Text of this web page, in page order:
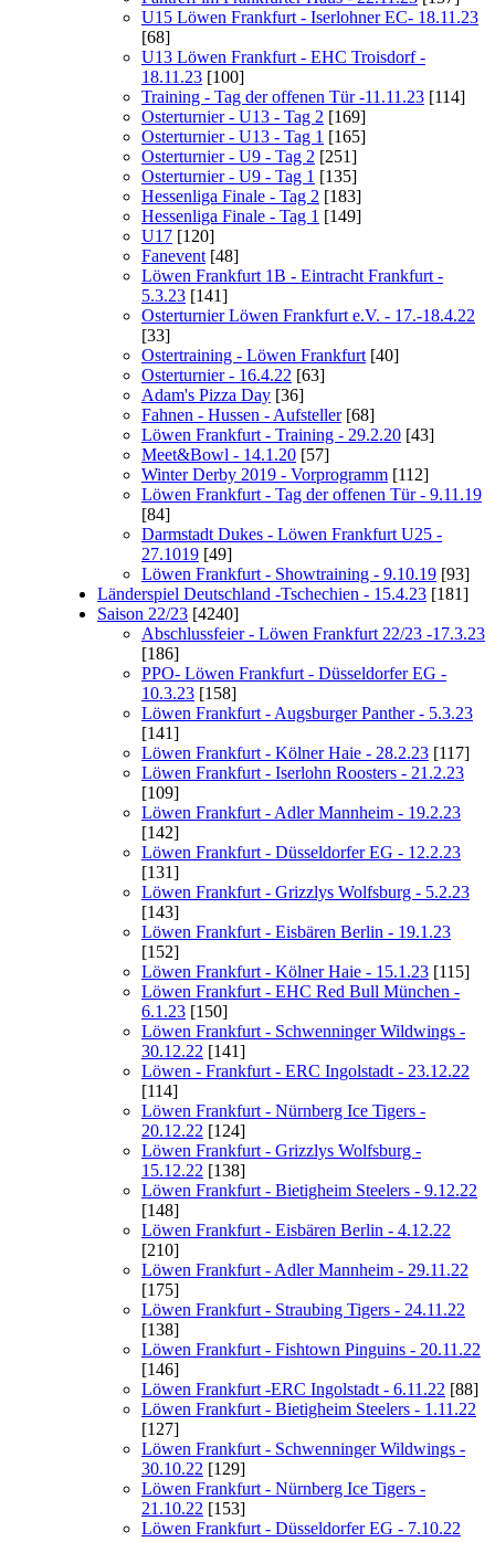
U15 Löwen Frankfurt - Iserlohner EC- 18.11.23
[68]
U13 Löwen Frankfurt - EHC Troisdorf -
18.11.23 [100]
Training - Tag der offenen Tür -11.11.23 [114]
Osterturnier - U13 - Tag 2 [169]
Osterturnier - U13 - Tag 1 [165]
Osterturnier - U9 - Tag 2 [251]
Osterturnier - U9 - Tag 1 [135]
Hessenliga Finale - Tag 2 [183]
Hessenliga Finale - Tag 1 [149]
U17 [120]
Fanevent [48]
Löwen Frankfurt 1B - Eintracht Frankfurt -
5.3.23 [141]
Osterturnier Löwen Frankfurt e.V. - 17.-18.4.22
[33]
Ostertraining - Löwen Frankfurt [40]
Osterturnier - 16.4.22 [63]
Adam's Pizza Day [36]
Fahnen - Hussen - Aufsteller[68]
Löwen Frankfurt - Training - 29.2.20 [43]
Meet&Bowl - 14.1.20 [57]
Winter Derby 2019 - Vorprogramm [112]
Löwen Frankfurt - Tag der offenen Tür - 9.11.19
[84]
Darmstadt Dukes - Löwen Frankfurt U25 -
27.1019 [49]
Löwen Frankfurt - Showtraining - 9.10.19 [93]
Länderspiel Deutschland -Tschechien - 15.4.23 [181]
Saison 22/23 [4240]
Abschlussfeier - Löwen Frankfurt 22/23 -17.3.23
[186]
PPO- Löwen Frankfurt - Düsseldorfer EG -
10.3.23 [158]
Löwen Frankfurt - Augsburger Panther - 5.3.23
[141]
Löwen Frankfurt - Kölner Haie - 28.2.23 [117]
Löwen Frankfurt - Iserlohn Roosters - 21.2.23
[109]
Löwen Frankfurt - Adler Mannheim - 19.2.23
[142]
Löwen Frankfurt - Düsseldorfer EG - 12.2.23
[131]
Löwen Frankfurt - Grizzlys Wolfsburg - 5.2.23
[143]
Löwen Frankfurt - Eisbären Berlin - 19.1.23
[152]
Löwen Frankfurt - Kölner Haie - 15.1.23 [115]
Löwen Frankfurt - EHC Red Bull München -
6.1.23 [150]
Löwen Frankfurt - Schwenninger Wildwings -
30.12.22 [141]
Löwen - Frankfurt - ERC Ingolstadt - 23.12.22
[114]
Löwen Frankfurt - Nürnberg Ice Tigers -
20.12.22 [124]
Löwen Frankfurt - Grizzlys Wolfsburg -
15.12.22 [138]
Löwen Frankfurt - Bietigheim Steelers - 9.12.22
[148]
Löwen Frankfurt - Eisbären Berlin - 4.12.22
[210]
Löwen Frankfurt - Adler Mannheim - 29.11.22
[175]
Löwen Frankfurt - Straubing Tigers - 24.11.22
[138]
Löwen Frankfurt - Fishtown Pinguins - 20.11.22
[146]
Löwen Frankfurt -ERC Ingolstadt - 6.11.22 [88]
Löwen Frankfurt - Bietigheim Steelers - 1.11.22
[127]
Löwen Frankfurt - Schwenninger Wildwings -
30.10.22 [129]
Löwen Frankfurt - Nürnberg Ice Tigers -
21.10.22 [153]
Löwen Frankfurt - Düsseldorfer EG - 7.10.22